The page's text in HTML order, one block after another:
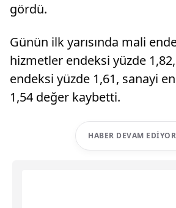
gördü.
Günün ilk yarısında mali
hizmetler endeksi yüzde
endeksi yüzde 1,61, sanayi
1,54 değer kaybetti.
HABER DEVAM EDIYOR